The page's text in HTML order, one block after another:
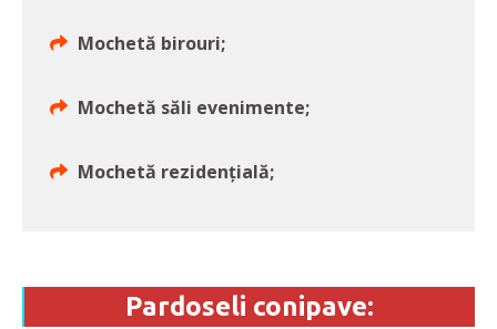
Mochetă birouri;
Mochetă săli evenimente;
Mochetă rezidențială;
Pardoseli conipave: